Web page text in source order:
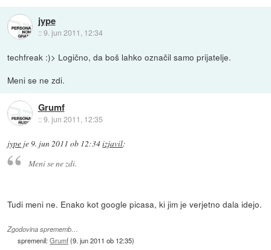
jype
::9. jun 2011, 12:34
techfreak :)> Logično, da boš lahko označil samo prijatelje.
Meni se ne zdi.
Grumf
::9. jun 2011, 12:35
jype je 9. jun 2011 ob 12:34izjavil:
Meni se ne zdi.
Tudi meni ne. Enako kot google picasa, ki jim je verjetno dala idejo.
Zgodovina sprememb…
spremenil:Grumf(9. jun 2011 ob 12:35)